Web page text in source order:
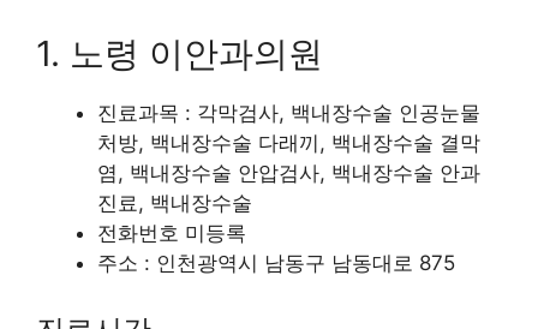
1. 노령 이안과의원
진료과목 : 각막검사, 백내장수술 인공눈물
처방, 백내장수술 다래끼, 백내장수술 결막
염, 백내장수술 안압검사, 백내장수술 안과
진료, 백내장수술
전화번호 미등록
주소 : 인천광역시 남동구 남동대로 875